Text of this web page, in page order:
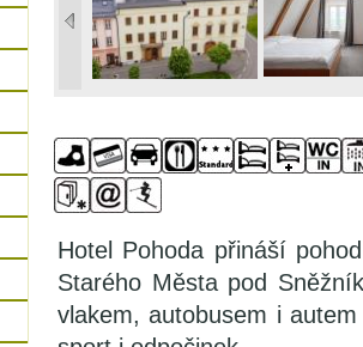
Hotel Pohoda přináší
Starého Města pod
vlakem, autobusem i